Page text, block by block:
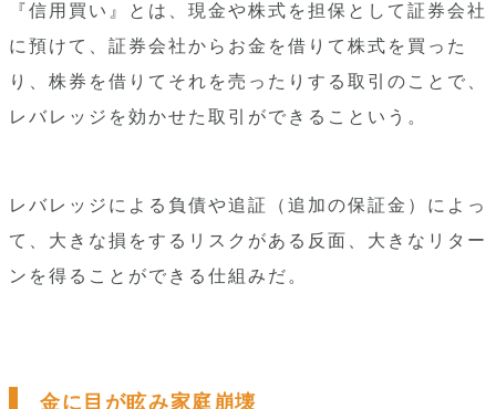
『信用買い』とは、現金や株式を担保として証券会社
に預けて、証券会社からお金を借りて株式を買った
り、株券を借りてそれを売ったりする取引のことで、
レバレッジを効かせた取引ができるこという。
レバレッジによる負債や追証（追加の保証金）によっ
て、大きな損をするリスクがある反面、大きなリター
ンを得ることができる仕組みだ。
金に目が眩み家庭崩壊